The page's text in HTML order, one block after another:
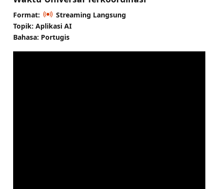
Format:
Streaming Langsung
Topik: Aplikasi AI
Bahasa: Portugis